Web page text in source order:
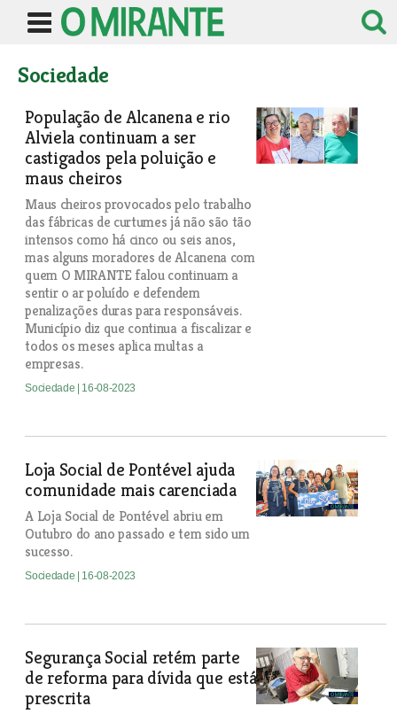
Sociedade
População de Alcanena e rio
Alviela continuam a ser
castigados pela poluição e
maus cheiros
Maus cheiros provocados pelo trabalho
das fábricas de curtumes já não são tão
intensos como há cinco ou seis anos,
mas alguns moradores de Alcanena com
quem O MIRANTE falou continuam a
sentir o ar poluído e defendem
penalizações duras para responsáveis.
Município diz que continua a fiscalizar e
todos os meses aplica multas a
empresas.
Sociedade | 16-08-2023
Loja Social de Pontével ajuda
comunidade mais carenciada
A Loja Social de Pontével abriu em
Outubro do ano passado e tem sido um
sucesso.
Sociedade | 16-08-2023
Segurança Social retém parte
de reforma para dívida que está
prescrita